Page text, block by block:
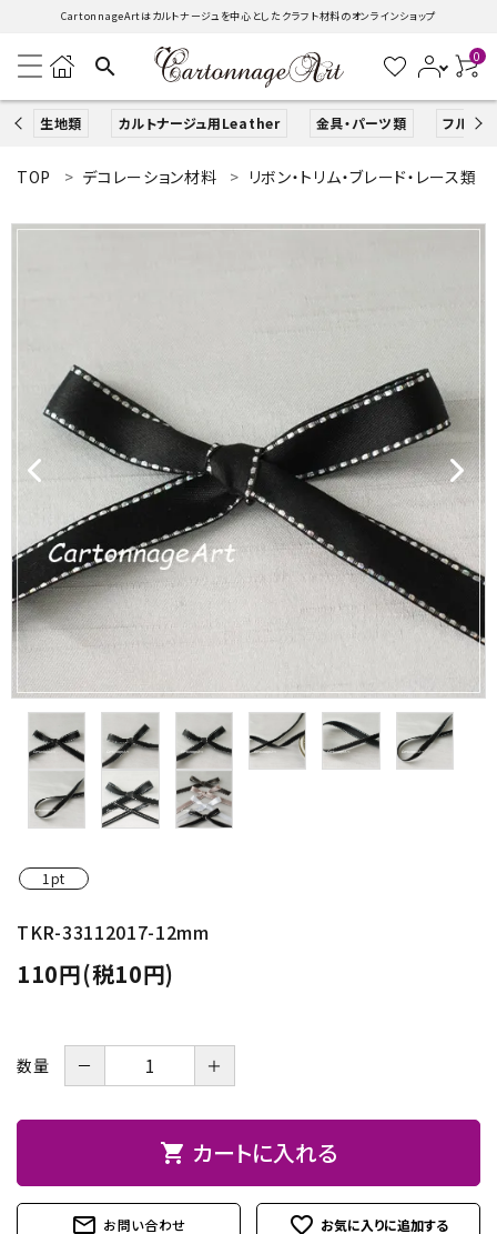
CartonnageArtはカルトナージュを中心としたクラフト材料のオンラインショップ
search 0
生地類 カルトナージュ用Leather 金具・パーツ類 フルキッ
search
生地類
カルトナージュLeather用
金具・パーツ類
フルキット
Jolipapier
デコレーション材料
道具類
基本材料
ガイドライン
TOP デコレーション材料 リボン・トリム・ブレード・レース類
1pt
TKR-33112017-12mm
110円(税10円)
数量 － ＋
shopping_cart カートに入れる
mail_outline お問い合わせ favorite_outline